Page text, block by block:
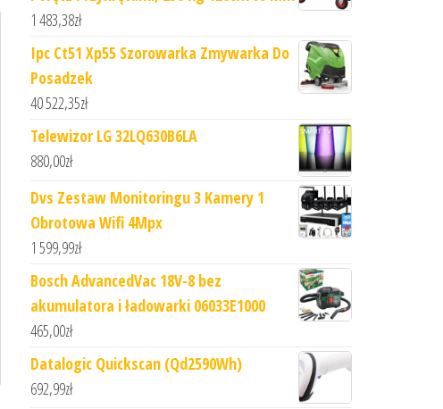
1 483,38zł
Ipc Ct51 Xp55 Szorowarka Zmywarka Do
Posadzek
40 522,35zł
Telewizor LG 32LQ630B6LA
880,00zł
Dvs Zestaw Monitoringu 3 Kamery 1
Obrotowa Wifi 4Mpx
1 599,99zł
Bosch AdvancedVac 18V-8 bez
akumulatora i ładowarki 06033E1000
465,00zł
Datalogic Quickscan (Qd2590Wh)
692,99zł